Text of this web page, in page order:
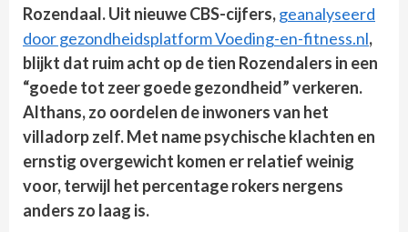
Rozendaal. Uit nieuwe CBS-cijfers,geanalyseerd
door gezondheidsplatform Voeding-en-fitness.nl,
blijkt dat ruim acht op de tien Rozendalers in een
“goede tot zeer goede gezondheid” verkeren.
Althans, zo oordelen de inwoners van het
villadorp zelf. Met name psychische klachten en
ernstig overgewicht komen er relatief weinig
voor, terwijl het percentage rokers nergens
anders zo laag is.